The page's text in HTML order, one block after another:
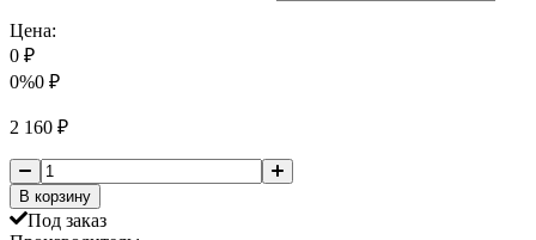
Цена:
0 ₽
0%0 ₽
2 160 ₽
В корзину
Под заказ